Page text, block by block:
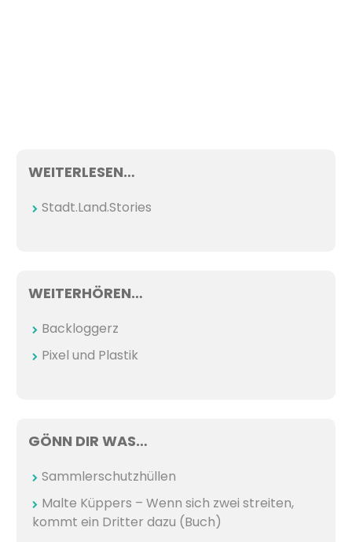
WEITERLESEN…
Stadt.Land.Stories
WEITERHÖREN…
Backloggerz
Pixel und Plastik
GÖNN DIR WAS…
Sammlerschutzhüllen
Malte Küppers – Wenn sich zwei streiten,
kommt ein Dritter dazu (Buch)